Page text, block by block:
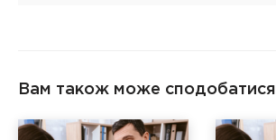
Вам також може сподобатися